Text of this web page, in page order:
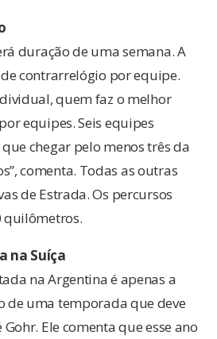
duração de uma semana. A
contrarrelógio por equipe.
quem faz o melhor
equipes. Seis equipes
chegar pelo menos três da
comenta. Todas as outras
de Estrada. Os percursos
quilômetros.
na Suíça
na Argentina é apenas a
de uma temporada que deve
Ele comenta que esse ano